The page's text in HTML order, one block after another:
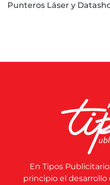
Punteros Láser y
En Tipos
principio el